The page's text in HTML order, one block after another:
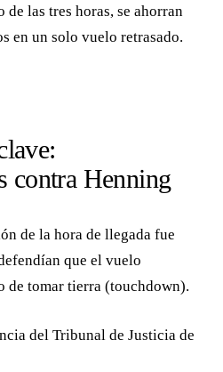
las tres horas, se ahorran
en un solo vuelo retrasado.
contra Henning
de la hora de llegada fue
que el vuelo
de tomar tierra (touchdown).
del Tribunal de Justicia de